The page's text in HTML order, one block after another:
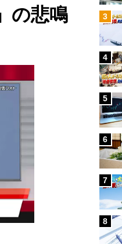
の悲鳴
3
4
5
6
7
8